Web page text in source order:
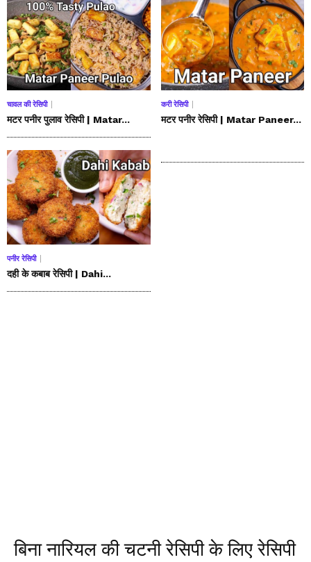
चावल की रेसिपी
मटर पनीर पुलाव रेसिपी | Matar...
करी रेसिपी
मटर पनीर रेसिपी | Matar Paneer...
पनीर रेसिपी
दही के कबाब रेसिपी | Dahi...
बिना नारियल की चटनी रेसिपी के लिए रेसिपी